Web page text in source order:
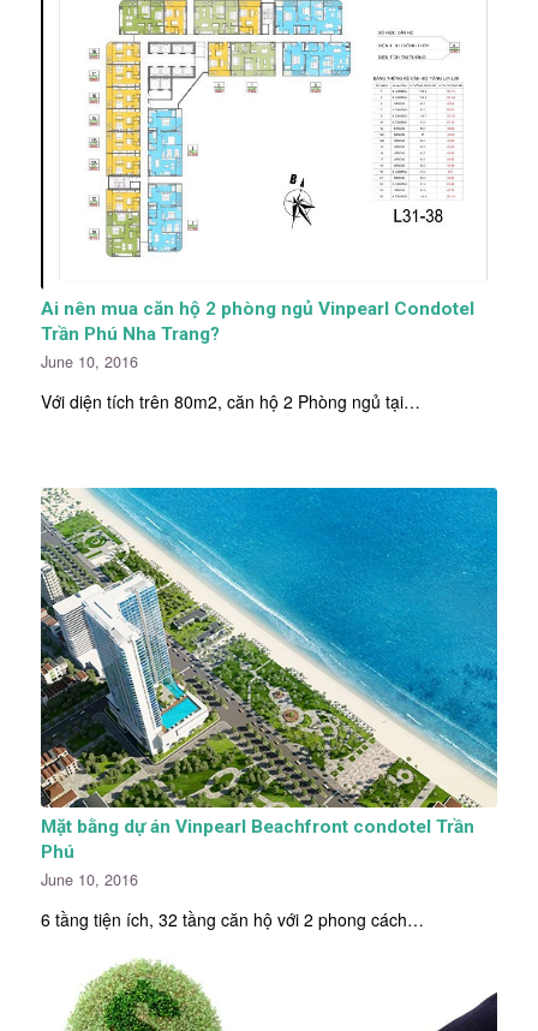
Ai nên mua căn hộ 2 phòng ngủ Vinpearl Condotel
Trần Phú Nha Trang?
June 10, 2016
Với diện tích trên 80m2, căn hộ 2 Phòng ngủ tại…
Mặt bằng dự án Vinpearl Beachfront condotel Trần
Phú
June 10, 2016
6 tầng tiện ích, 32 tầng căn hộ với 2 phong cách…